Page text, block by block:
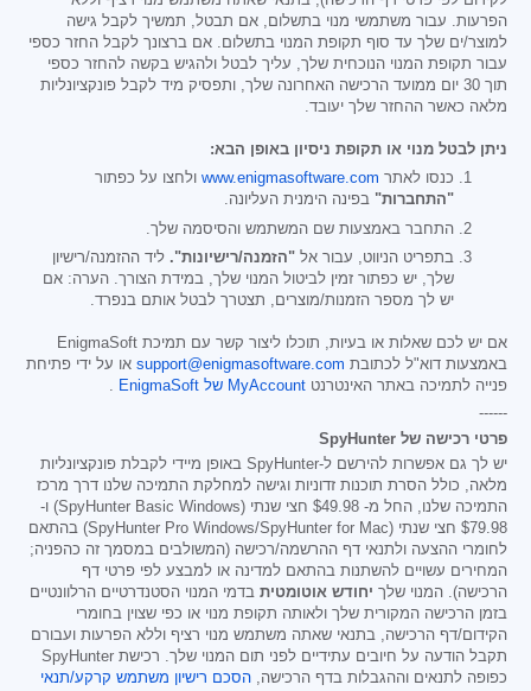
הפרעות. עבור משתמשי מנוי בתשלום, אם תבטל, תמשיך לקבל גישה
למוצר/ים שלך עד סוף תקופת המנוי בתשלום. אם ברצונך לקבל החזר כספי
עבור תקופת המנוי הנוכחית שלך, עליך לבטל ולהגיש בקשה להחזר כספי
תוך 30 יום ממועד הרכישה האחרונה שלך, ותפסיק מיד לקבל פונקציונליות
מלאה כאשר ההחזר שלך יעובד.
ניתן לבטל מנוי או תקופת ניסיון באופן הבא:
כנסו לאתר www.enigmasoftware.com ולחצו על כפתור
"התחברות" בפינה הימנית העליונה.
התחבר באמצעות שם המשתמש והסיסמה שלך.
בתפריט הניווט, עבור אל "הזמנה/רישיונות". ליד ההזמנה/רישיון
שלך, יש כפתור זמין לביטול המנוי שלך, במידת הצורך. הערה: אם
יש לך מספר הזמנות/מוצרים, תצטרך לבטל אותם בנפרד.
אם יש לכם שאלות או בעיות, תוכלו ליצור קשר עם תמיכת EnigmaSoft
באמצעות דוא"ל לכתובת support@enigmasoftware.com או על ידי פתיחת
פנייה לתמיכה באתר האינטרנט MyAccount של EnigmaSoft
.
------
פרטי רכישה של SpyHunter
יש לך גם אפשרות להירשם ל-SpyHunter באופן מיידי לקבלת פונקציונליות
מלאה, כולל הסרת תוכנות זדוניות וגישה למחלקת התמיכה שלנו דרך מרכז
התמיכה שלנו, החל מ- $49.98 חצי שנתי (SpyHunter Basic Windows) ו-
$79.98
חצי שנתי (SpyHunter Pro Windows/SpyHunter for Mac) בהתאם
לחומרי ההצעה ולתנאי דף ההרשמה/רכישה (המשולבים במסמך זה כהפניה;
המחירים עשויים להשתנות בהתאם למדינה או למבצע לפי פרטי דף
הרכישה). המנוי שלך יחודש אוטומטית בדמי המנוי הסטנדרטיים הרלוונטיים
בזמן הרכישה המקורית שלך ולאותה תקופת מנוי או כפי שצוין בחומרי
הקידום/דף הרכישה, בתנאי שאתה משתמש מנוי רציף וללא הפרעות ועבורם
תקבל הודעה על חיובים עתידיים לפני תום המנוי שלך. רכישת SpyHunter
כפופה לתנאים וההגבלות בדף הרכישה, הסכם רישיון משתמש קרקע/תנאי